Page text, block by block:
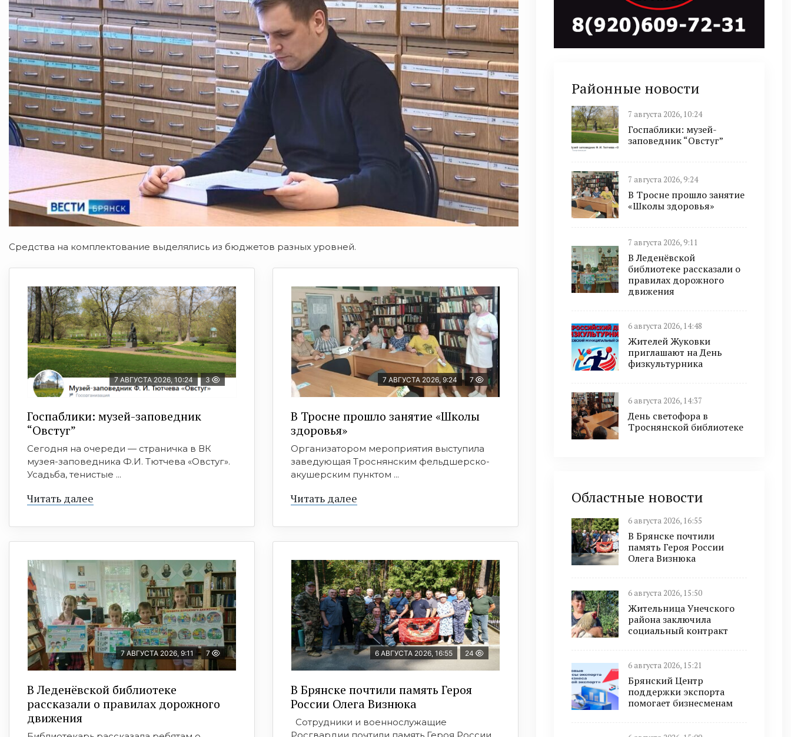
Средства на комплектование выделялись из бюджетов разных уровней.
7 АВГУСТА 2026, 10:24 3
Госпаблики: музей-заповедник
“Овстуг”
Сегодня на очереди — страничка в ВК
музея-заповедника Ф.И. Тютчева «Овстуг».
Усадьба, тенистые ...
Читать далее
7 АВГУСТА 2026, 9:24 7
В Тросне прошло занятие «Школы
здоровья»
Организатором мероприятия выступила
заведующая Троснянским фельдшерско-
акушерским пунктом ...
Читать далее
7 АВГУСТА 2026, 9:11 7
В Леденёвской библиотеке
рассказали о правилах дорожного
движения
6 АВГУСТА 2026, 16:55 24
В Брянске почтили память Героя
России Олега Визнюка
Сотрудники и военнослужащие
Росгвардии почтили память Героя России
Районные новости
7 августа 2026, 10:24
Госпаблики: музей-
заповедник “Овстуг”
7 августа 2026, 9:24
В Тросне прошло занятие
«Школы здоровья»
7 августа 2026, 9:11
В Леденёвской
библиотеке рассказали о
правилах дорожного
движения
6 августа 2026, 14:48
Жителей Жуковки
приглашают на День
физкультурника
6 августа 2026, 14:37
День светофора в
Троснянской библиотеке
Областные новости
6 августа 2026, 16:55
В Брянске почтили
память Героя России
Олега Визнюка
6 августа 2026, 15:50
Жительница Унечского
района заключила
социальный контракт
6 августа 2026, 15:21
Брянский Центр
поддержки экспорта
помогает бизнесменам